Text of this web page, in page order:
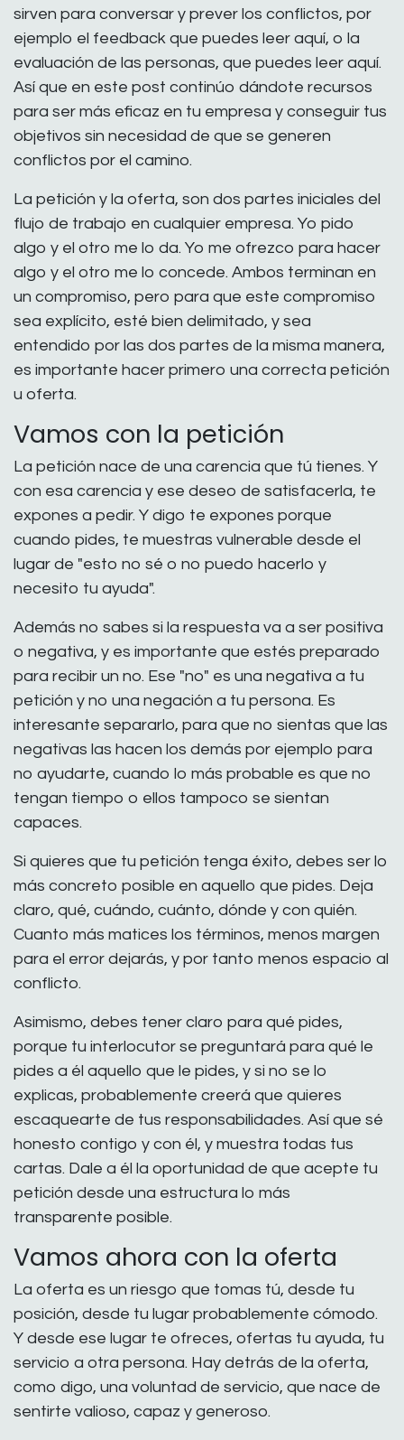
sirven para conversar y prever los conflictos, por
ejemplo el feedback que puedes leer aquí, o la
evaluación de las personas, que puedes leer aquí.
Así que en este post continúo dándote recursos
para ser más eficaz en tu empresa y conseguir tus
objetivos sin necesidad de que se generen
conflictos por el camino.
La petición y la oferta, son dos partes iniciales del
flujo de trabajo en cualquier empresa. Yo pido
algo y el otro me lo da. Yo me ofrezco para hacer
algo y el otro me lo concede. Ambos terminan en
un compromiso, pero para que este compromiso
sea explícito, esté bien delimitado, y sea
entendido por las dos partes de la misma manera,
es importante hacer primero una correcta petición
u oferta.
Vamos con la petición
La petición nace de una carencia que tú tienes. Y
con esa carencia y ese deseo de satisfacerla, te
expones a pedir. Y digo te expones porque
cuando pides, te muestras vulnerable desde el
lugar de "esto no sé o no puedo hacerlo y
necesito tu ayuda".
Además no sabes si la respuesta va a ser positiva
o negativa, y es importante que estés preparado
para recibir un no. Ese "no" es una negativa a tu
petición y no una negación a tu persona. Es
interesante separarlo, para que no sientas que las
negativas las hacen los demás por ejemplo para
no ayudarte, cuando lo más probable es que no
tengan tiempo o ellos tampoco se sientan
capaces.
Si quieres que tu petición tenga éxito, debes ser lo
más concreto posible en aquello que pides. Deja
claro, qué, cuándo, cuánto, dónde y con quién.
Cuanto más matices los términos, menos margen
para el error dejarás, y por tanto menos espacio al
conflicto.
Asimismo, debes tener claro para qué pides,
porque tu interlocutor se preguntará para qué le
pides a él aquello que le pides, y si no se lo
explicas, probablemente creerá que quieres
escaquearte de tus responsabilidades. Así que sé
honesto contigo y con él, y muestra todas tus
cartas. Dale a él la oportunidad de que acepte tu
petición desde una estructura lo más
transparente posible.
Vamos ahora con la oferta
La oferta es un riesgo que tomas tú, desde tu
posición, desde tu lugar probablemente cómodo.
Y desde ese lugar te ofreces, ofertas tu ayuda, tu
servicio a otra persona. Hay detrás de la oferta,
como digo, una voluntad de servicio, que nace de
sentirte valioso, capaz y generoso.